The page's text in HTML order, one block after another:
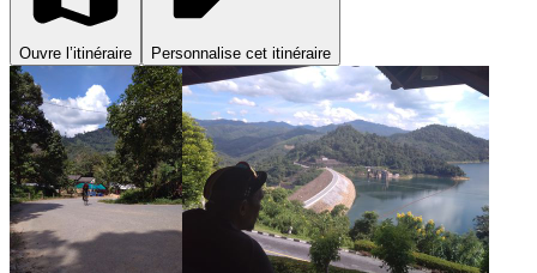
Ouvre l’itinéraire Personnalise cet itinéraire